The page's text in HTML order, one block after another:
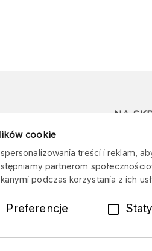
cookie
treści i reklam,
partnerom
podczas korzystania z ich
Preferencje
NA
Mapa